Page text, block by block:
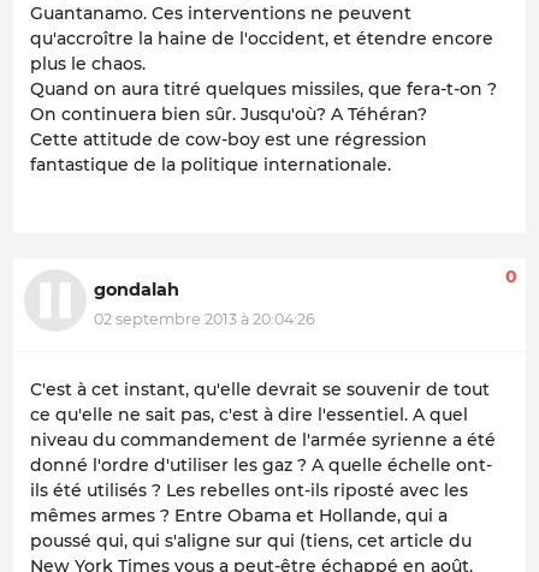
Guantanamo. Ces interventions ne peuvent
qu'accroître la haine de l'occident, et étendre encore
plus le chaos.
Quand on aura titré quelques missiles, que fera-t-on ?
On continuera bien sûr. Jusqu'où? A Téhéran?
Cette attitude de cow-boy est une régression
fantastique de la politique internationale.
gondalah
02 septembre 2013 à 20:04:26
0
C'est à cet instant, qu'elle devrait se souvenir de tout
ce qu'elle ne sait pas, c'est à dire l'essentiel. A quel
niveau du commandement de l'armée syrienne a été
donné l'ordre d'utiliser les gaz ? A quelle échelle ont-
ils été utilisés ? Les rebelles ont-ils riposté avec les
mêmes armes ? Entre Obama et Hollande, qui a
poussé qui, qui s'aligne sur qui (tiens, cet article du
New York Times vous a peut-être échappé en août.